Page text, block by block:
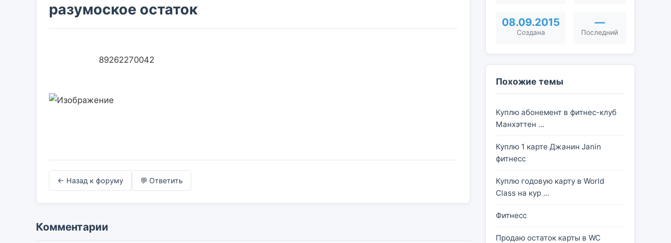
разумоское остаток
← Назад к форуму 💬 Ответить
Комментарии
08.09.2015
Создана
—
Последний
Похожие темы
Куплю абонемент в фитнес-клуб
Манхэттен ...
Куплю 1 картe Джанин Janin
фитнесс
Куплю годовую карту в World
Class на кур ...
Фитнесс
Продаю остаток карты в WC